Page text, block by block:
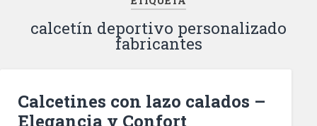
calcetín deportivo personalizado
fabricantes
Calcetines con lazo calados –
Elegancia y Confort